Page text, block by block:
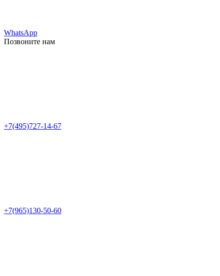
WhatsApp
Позвоните нам
+7(495)727-14-67
+7(965)130-50-60